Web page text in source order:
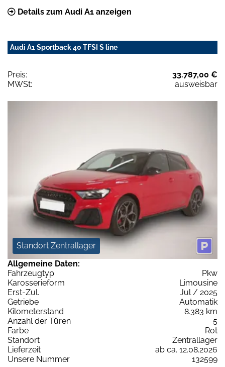
Details zum Audi A1 anzeigen
Audi A1 Sportback 40 TFSI S line
Preis:
33.787,00 €
MWSt:
ausweisbar
Standort Zentrallager
Allgemeine Daten:
Fahrzeugtyp
Pkw
Karosserieform
Limousine
Erst-Zul.
Jul / 2025
Getriebe
Automatik
Kilometerstand
8.383 km
Anzahl der Türen
5
Farbe
Rot
Standort
Zentrallager
Lieferzeit
ab ca. 12.08.2026
Unsere Nummer
132599